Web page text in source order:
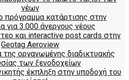
νέων
πρόγραμμα κατάρτισης στην
για 3.000 άνεργους νέους
και interactive post cards στην
Geotag Aeroview
της οργανωμένης διαδικτυακής
των ξενοδοχείων
έκπληξη στην υποδοχή του